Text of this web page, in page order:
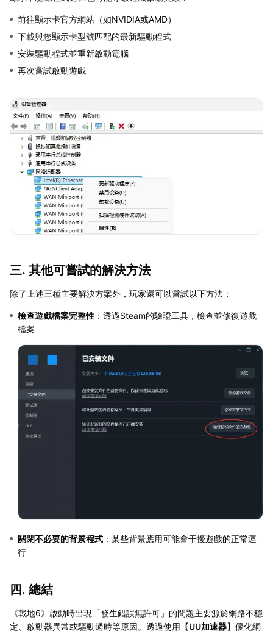
前往顯示卡官方網站（如NVIDIA或AMD）
下載與您顯示卡型號匹配的最新驅動程式
安裝驅動程式並重新啟動電腦
再次嘗試啟動遊戲
三. 其他可嘗試的解決方法
除了上述三種主要解決方案外，玩家還可以嘗試以下方法：
檢查遊戲檔案完整性 ：透過Steam的驗證工具，檢查並修復遊戲
檔案
關閉不必要的背景程式 ：某些背景應用可能會干擾遊戲的正常運
行
四. 總結
《戰地6》啟動時出現「發生錯誤無許可」的問題主要源於網路不穩
定、啟動器異常或驅動過時等原因。透過使用【UU加速器】優化網